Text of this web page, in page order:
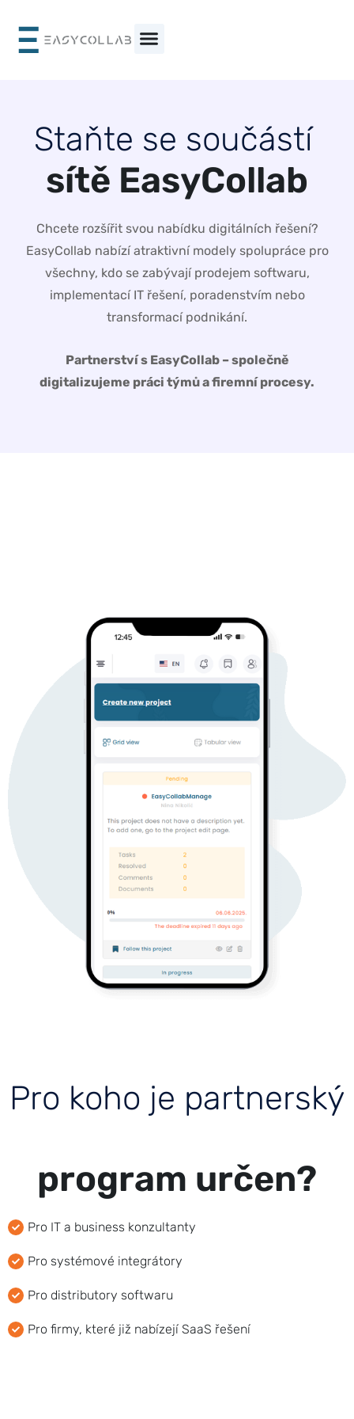
obsah
Staňte se součástí
sítě EasyCollab
Chcete rozšířit svou nabídku digitálních řešení?
EasyCollab nabízí atraktivní modely spolupráce pro
všechny, kdo se zabývají prodejem softwaru,
implementací IT řešení, poradenstvím nebo
transformací podnikání.
Partnerství s EasyCollab – společně
digitalizujeme práci týmů a firemní procesy.
Pro koho je partnerský
program určen?
Pro IT a business konzultanty
Pro systémové integrátory
Pro distributory softwaru
Pro firmy, které již nabízejí SaaS řešení